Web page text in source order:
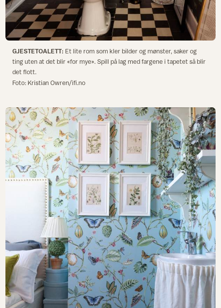
GJESTETOALETT: Et lite rom som kler bilder og mønster, saker og
ting uten at det blir «for mye». Spill på lag med fargene i tapetet så blir
det flott.
Foto: Kristian Owren/ifi.no